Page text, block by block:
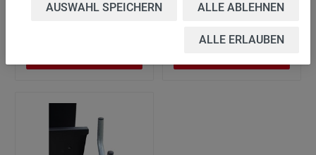
AUSWAHL SPEICHERN ALLE ABLEHNEN
ALLE ERLAUBEN